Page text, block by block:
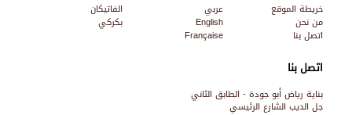
اتصل بنا
بناية رياض أبو جودة - الطابق الثاني
جل الديب الشارع الرئيسي
خريطة الموقع
من نحن
اتصل بنا
عربي
English
Française
الفاتيكان
بكركي